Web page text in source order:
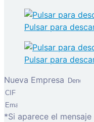
Pulsar para
Pulsar para
Nueva Empresa
*Si aparece el